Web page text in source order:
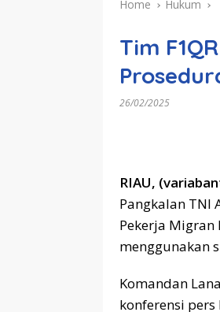
Home Hukum
Tim
26/02/2025
RIAU,
Pangkalan TNI
Pekerja Migran
menggunakan
Komandan
konferensi